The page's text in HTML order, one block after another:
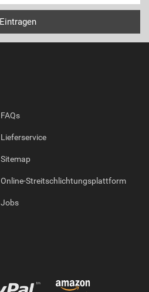
FAQs
Lieferservice
Sitemap
Online-Streitschlichtungsplattform
Jobs